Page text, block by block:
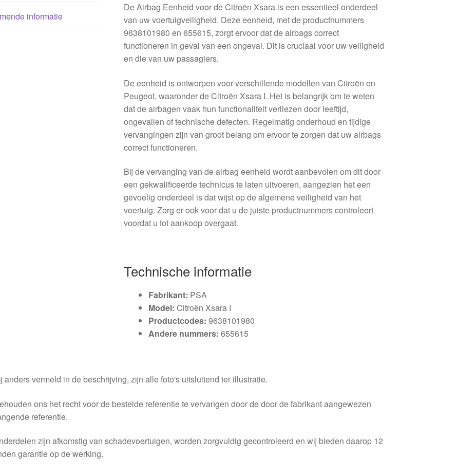
informatie
De Airbag Eenheid voor de Citroën Xsara is een essentieel onderdeel
van uw voertuigveiligheid. Deze eenheid, met de productnummers
9638101980 en 655615, zorgt ervoor dat de airbags correct
functioneren in geval van een ongeval. Dit is cruciaal voor uw veiligheid
en die van uw passagiers.
De eenheid is ontworpen voor verschillende modellen van Citroën en
Peugeot, waaronder de Citroën Xsara I. Het is belangrijk om te weten
dat de airbagen vaak hun functionaliteit verliezen door leeftijd,
ongevallen of technische defecten. Regelmatig onderhoud en tijdige
vervangingen zijn van groot belang om ervoor te zorgen dat uw airbags
correct functioneren.
Bij de vervanging van de airbag eenheid wordt aanbevolen om dit door
een gekwalificeerde technicus te laten uitvoeren, aangezien het een
gevoelig onderdeel is dat wijst op de algemene veiligheid van het
voertuig. Zorg er ook voor dat u de juiste productnummers controleert
voordat u tot aankoop overgaat.
Technische informatie
Fabrikant: PSA
Model: Citroën Xsara I
Productcodes: 9638101980
Andere nummers: 655615
anders vermeld in de beschrijving, zijn alle foto's uitsluitend ter illustratie.
ons het recht voor de bestelde referentie te vervangen door de door de fabrikant aangewezen
referentie.
zijn afkomstig van schadevoertuigen, worden zorgvuldig gecontroleerd en wij bieden daarop 12
garantie op de werking.